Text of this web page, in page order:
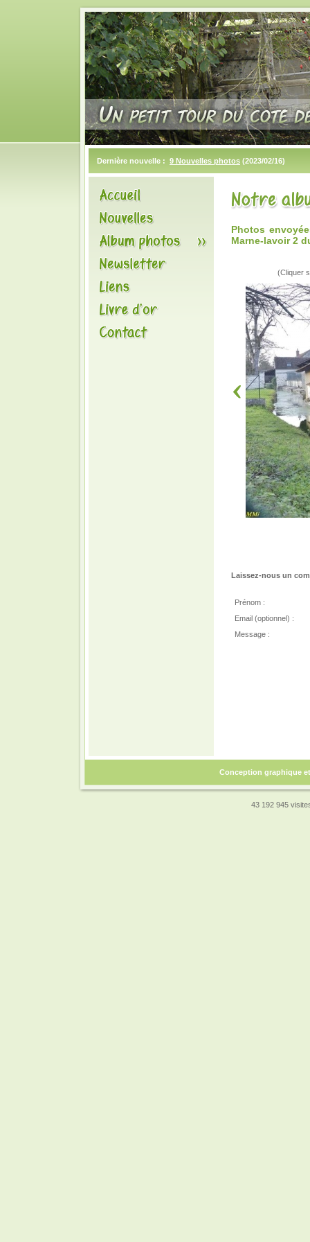
Dernière nouvelle : 9 Nouvelles photos (2023/02/16)
Photos
Marne-lavoir 2
(Cliquer
Laissez-nous un
Prénom :
Email (optionnel) :
Message :
Conception graphique
43 192 945